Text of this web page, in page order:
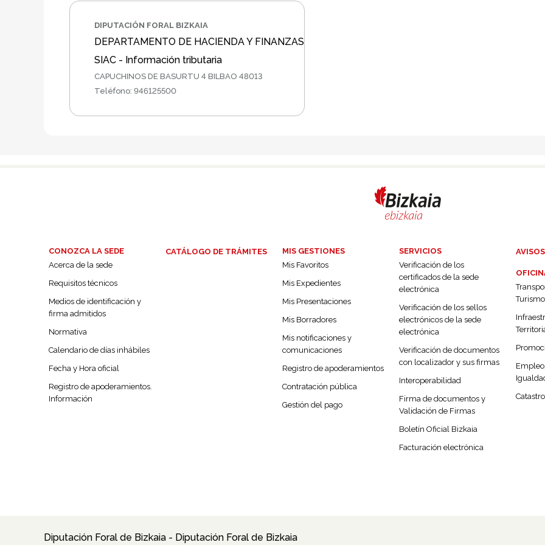
DIPUTACIÓN FORAL BIZKAIA
DEPARTAMENTO DE HACIENDA Y FINANZAS
SIAC - Información tributaria
CAPUCHINOS DE BASURTU 4 BILBAO 48013
Teléfono: 946125500
CONOZCA LA SEDE
Acerca de la sede
Requisitos técnicos
Medios de identificación y
firma admitidos
Normativa
Calendario de días inhábiles
Fecha y Hora oficial
Registro de apoderamientos.
Información
CATÁLOGO DE TRÁMITES
MIS GESTIONES
Mis Favoritos
Mis Expedientes
Mis Presentaciones
Mis Borradores
Mis notificaciones y
comunicaciones
Registro de apoderamientos
Contratación pública
Gestión del pago
SERVICIOS
Verificación de los
certificados de la sede
electrónica
Verificación de los sellos
electrónicos de la sede
electrónica
Verificación de documentos
con localizador y sus firmas
Interoperabilidad
Firma de documentos y
Validación de Firmas
Boletín Oficial Bizkaia
Facturación electrónica
AVISOS
Turismo
Catastro
Diputación Foral de Bizkaia - Diputación Foral de Bizkaia